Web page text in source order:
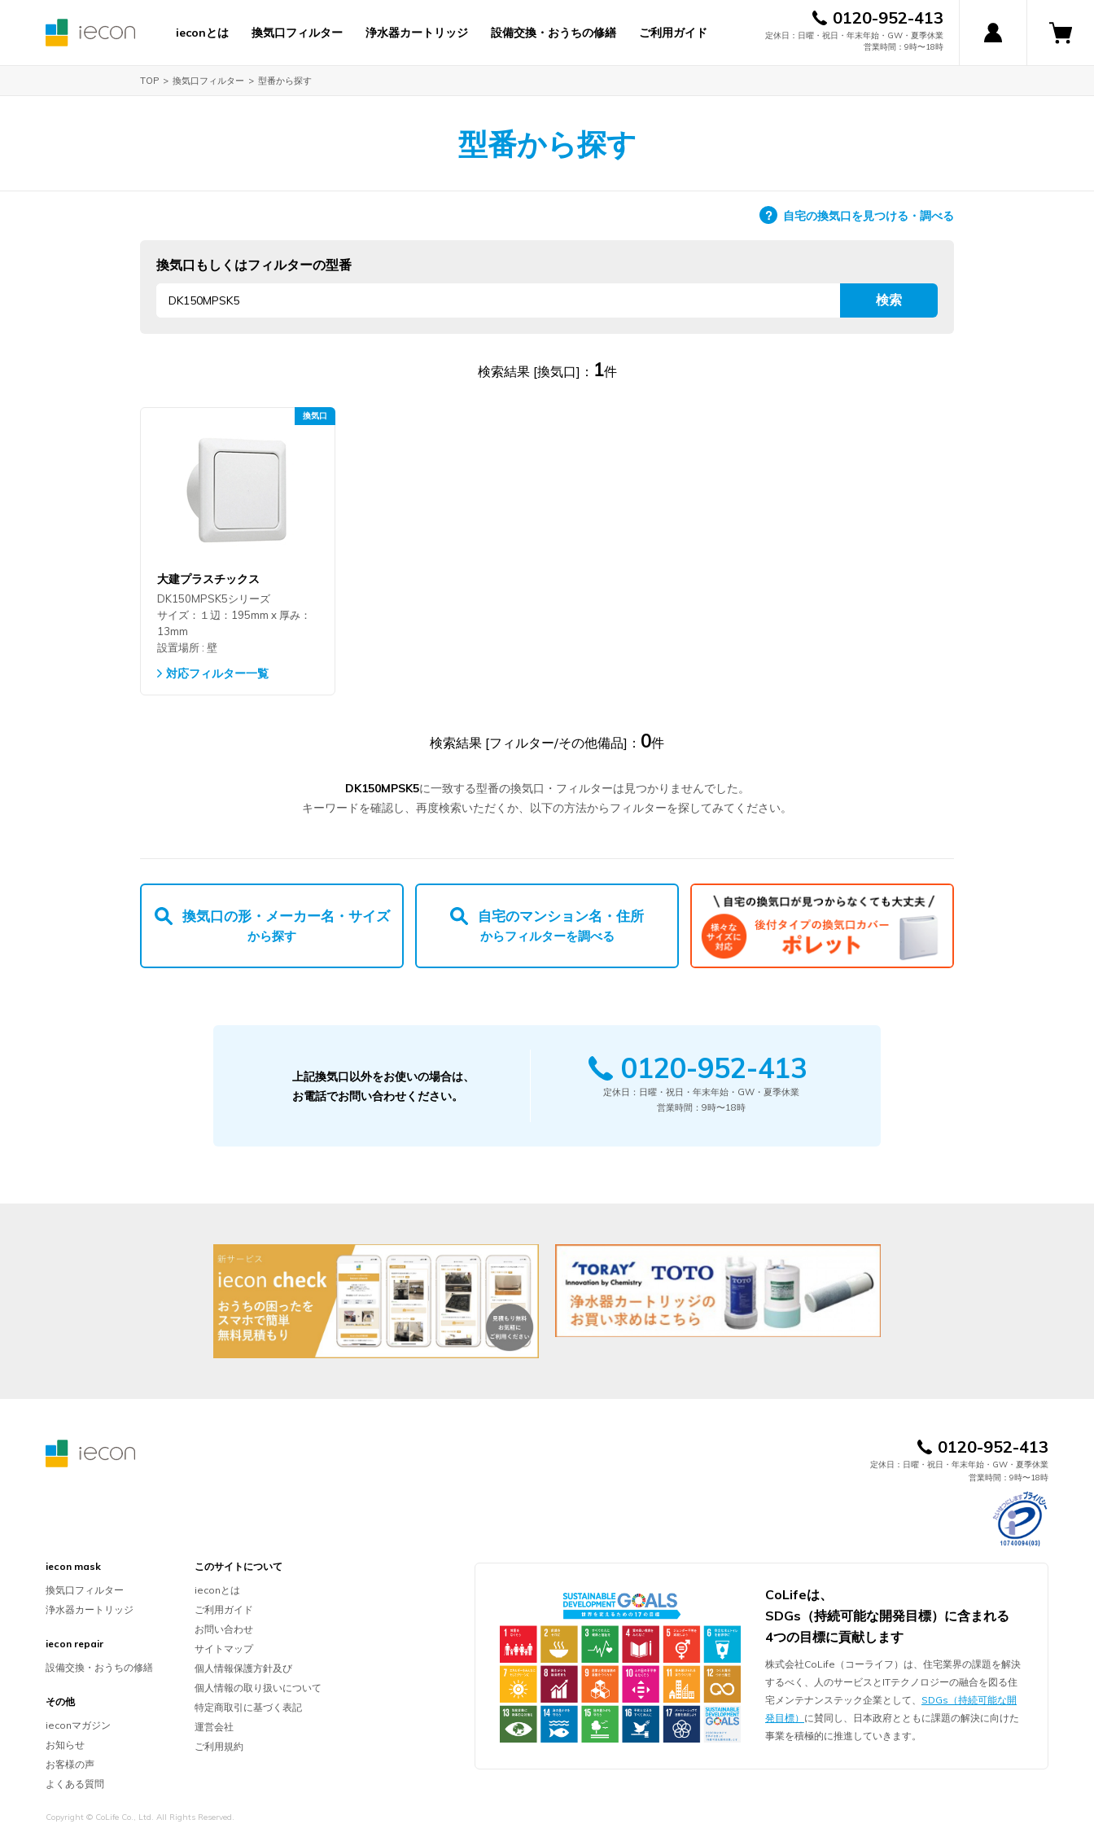
ieconとは 換気口フィルター 浄水器カートリッジ 設備交換・おうちの修繕 ご利用ガイド
0120-952-413
定休日：日曜・祝日・年末年始・GW・夏季休業
営業時間：9時〜18時
TOP 換気口フィルター 型番から探す
型番から探す
自宅の換気口を見つける・調べる
換気口もしくはフィルターの型番
検索結果 [換気口]： 1件
大建プラスチックス
DK150MPSK5シリーズ
サイズ：１辺：195mm x 厚み：
13mm
設置場所 : 壁
対応フィルター一覧
検索結果 [フィルター/その他備品]： 0件
DK150MPSK5に一致する型番の換気口・フィルターは見つかりませんでした。
キーワードを確認し、再度検索いただくか、以下の方法からフィルターを探してみてください。
換気口の形・メーカー名・サイズ
から探す
自宅のマンション名・住所
からフィルターを調べる
上記換気口以外をお使いの場合は、
お電話でお問い合わせください。
0120-952-413
定休日：日曜・祝日・年末年始・GW・夏季休業
営業時間：9時〜18時
0120-952-413
定休日：日曜・祝日・年末年始・GW・夏季休業
営業時間：9時〜18時
iecon mask
換気口フィルター
浄水器カートリッジ
iecon repair
設備交換・おうちの修繕
その他
ieconマガジン
お知らせ
お客様の声
よくある質問
このサイトについて
ieconとは
ご利用ガイド
お問い合わせ
サイトマップ
個人情報保護方針及び
個人情報の取り扱いについて
特定商取引に基づく表記
運営会社
ご利用規約
CoLifeは、
SDGs（持続可能な開発目標）に含まれる
4つの目標に貢献します
株式会社CoLife（コーライフ）は、住宅業界の課題を解決
するべく、人のサービスとITテクノロジーの融合を図る住
宅メンテナンステック企業として、 SDGs（持続可能な開
発目標） に賛同し、日本政府とともに課題の解決に向けた
事業を積極的に推進していきます。
Copyright © CoLife Co., Ltd. All Rights Reserved.